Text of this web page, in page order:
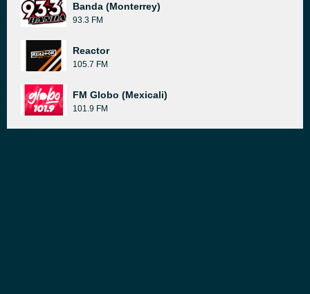
Banda (Monterrey)
93.3 FM
Reactor
105.7 FM
FM Globo (Mexicali)
101.9 FM